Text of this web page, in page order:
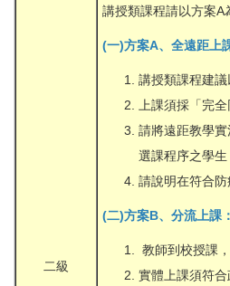
二級
講授類課程請以方案A
(一)方案A、全遠距上
講授類課程建
上課須採「完
請將遠距教學
選課程序之學生
請說明在符合
(二)方案B、分流上課：
教師到校授課
實體上課須符合